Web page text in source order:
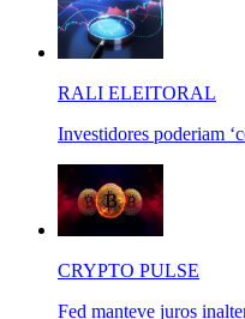
RALI ELEITORAL
Investidores poderiam
CRYPTO PULSE
Fed manteve juros